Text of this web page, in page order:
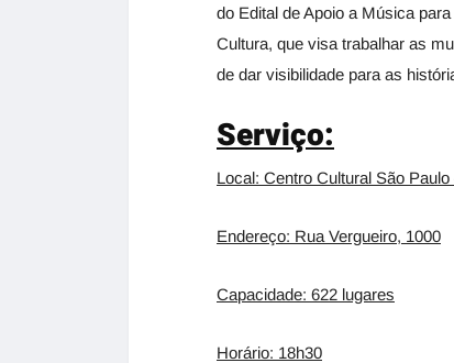
do Edital de Apoio a Música
Cultura, que visa trabalhar as
de dar visibilidade para as
Serviço:
Local: Centro Cultural São
Endereço: Rua Vergueiro, 1000
Capacidade: 622 lugares
Horário: 18h30